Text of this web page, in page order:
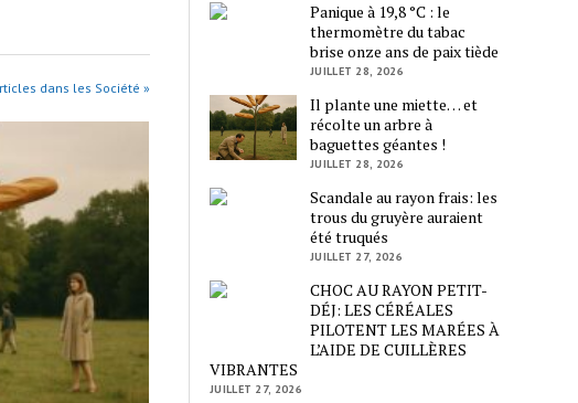
dans les Société »
Panique à 19,8 °C : le
thermomètre du tabac
brise onze ans de paix tiède
JUILLET 28, 2026
Il plante une miette… et
récolte un arbre à
baguettes géantes !
JUILLET 28, 2026
Scandale au rayon frais: les
trous du gruyère auraient
été truqués
JUILLET 27, 2026
CHOC AU RAYON PETIT-
DÉJ: LES CÉRÉALES
PILOTENT LES MARÉES À
L’AIDE DE CUILLÈRES
VIBRANTES
JUILLET 27, 2026